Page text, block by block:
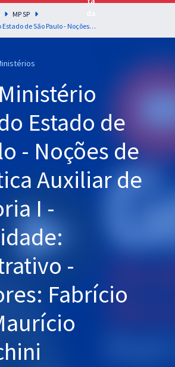
para as principais
Brasil
MP SP
MP SP - Ministério Público do Estado de São Paulo - Noções de Informática Auxiliar de Promotoria I - Especialidade: Administrativo - Professores: Fabrício Melo e Maurício Franceschini
Estado de
- Noções de
Auxiliar de
I -
-
Fabrício